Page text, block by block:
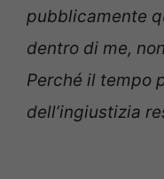
pubblicamente
dentro di me,
Perché il tempo
dell’ingiustizia